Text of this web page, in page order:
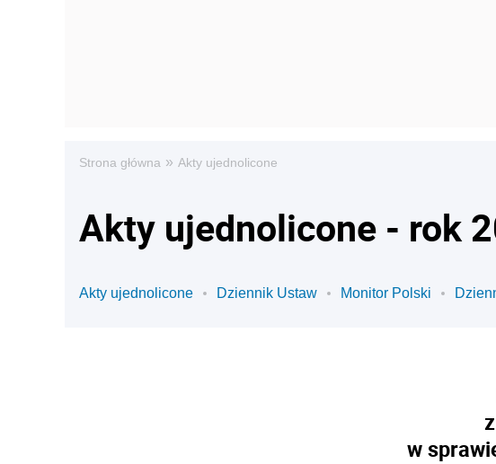
Strona główna » Akty ujednolicone
Akty ujednolicone - rok
Akty ujednolicone Dziennik Ustaw Monitor Polski
w